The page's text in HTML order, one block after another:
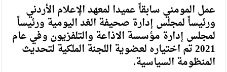
عمل المومني سابقاً عميدا لمعهد الإعلام الأردني
ورئيساً لمجلس إدارة صحيفة الغد اليومية ورئيساً
لمجلس إدارة مؤسسة الاذاعة والتلفزيون وفي عام
2021 تم اختياره لعضوية اللجنة الملكية لتحديث
المنظومة السياسية.